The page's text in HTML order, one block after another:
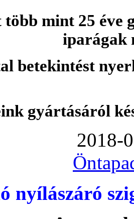
mint 25 éve
iparágak
betekintést
gyártásáról
2018-
nyílászáró